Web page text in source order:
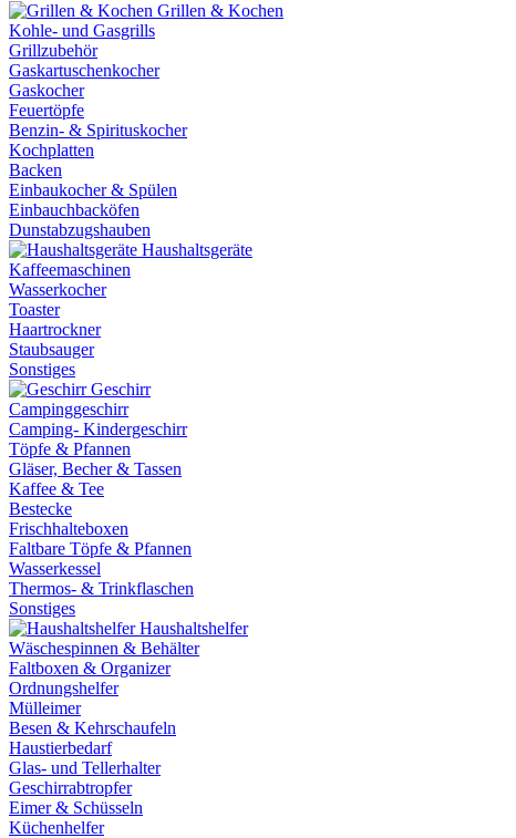
Grillen & Kochen
Kohle- und Gasgrills
Grillzubehör
Gaskartuschenkocher
Gaskocher
Feuertöpfe
Benzin- & Spirituskocher
Kochplatten
Backen
Einbaukocher & Spülen
Einbauchbacköfen
Dunstabzugshauben
Haushaltsgeräte
Kaffeemaschinen
Wasserkocher
Toaster
Haartrockner
Staubsauger
Sonstiges
Geschirr
Campinggeschirr
Camping- Kindergeschirr
Töpfe & Pfannen
Gläser, Becher & Tassen
Kaffee & Tee
Bestecke
Frischhalteboxen
Faltbare Töpfe & Pfannen
Wasserkessel
Thermos- & Trinkflaschen
Sonstiges
Haushaltshelfer
Wäschespinnen & Behälter
Faltboxen & Organizer
Ordnungshelfer
Mülleimer
Besen & Kehrschaufeln
Haustierbedarf
Glas- und Tellerhalter
Geschirrabtropfer
Eimer & Schüsseln
Küchenhelfer